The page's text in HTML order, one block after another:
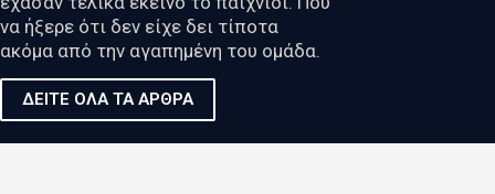
να ήξερε ότι δεν είχε δει τίποτα
ακόμα από την αγαπημένη του ομάδα.
ΔΕΙΤΕ ΟΛΑ ΤΑ ΑΡΘΡΑ